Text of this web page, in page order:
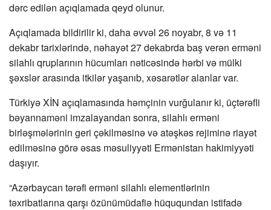
dərc edilən açıqlamada qeyd olunur.
Açıqlamada bildirilir ki, daha əvvəl 26 noyabr, 8 və 11
dekabr tarixlərində, nəhayət 27 dekabrda baş verən erməni
silahlı qruplarının hücumları nəticəsində hərbi və mülki
şəxslər arasında itkilər yaşanıb, xəsarətlər alanlar var.
Türkiyə XİN açıqlamasında həmçinin vurğulanır ki, üçtərəfli
bəyannaməni imzalayandan sonra, silahlı erməni
birləşmələrinin geri çəkilməsinə və atəşkəs rejiminə riayət
edilməsinə görə əsas məsuliyyəti Ermənistan hakimiyyəti
daşıyır.
“Azərbaycan tərəfi erməni silahlı elementlərinin
təxribatlarına qarşı özünümüdafiə hüququndan istifadə